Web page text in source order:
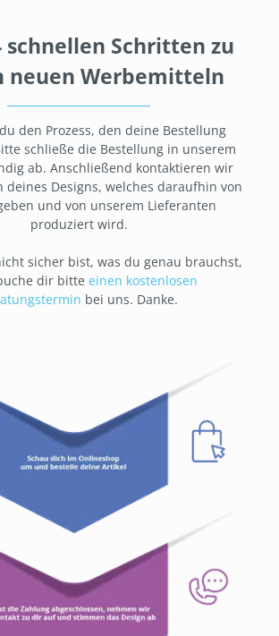
schnellen Schritten zu
neuen Werbemitteln
den Prozess, den deine Bestellung
schließe die Bestellung in unserem
ab. Anschließend kontaktieren wir
deines Designs, welches daraufhin von
und von unserem Lieferanten
produziert wird.
sicher bist, was du genau brauchst,
dir bitte einen kostenlosen
bei uns. Danke.